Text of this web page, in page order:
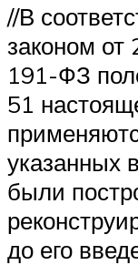
//В
законом от
191-ФЗ
51
указанных
были
до его